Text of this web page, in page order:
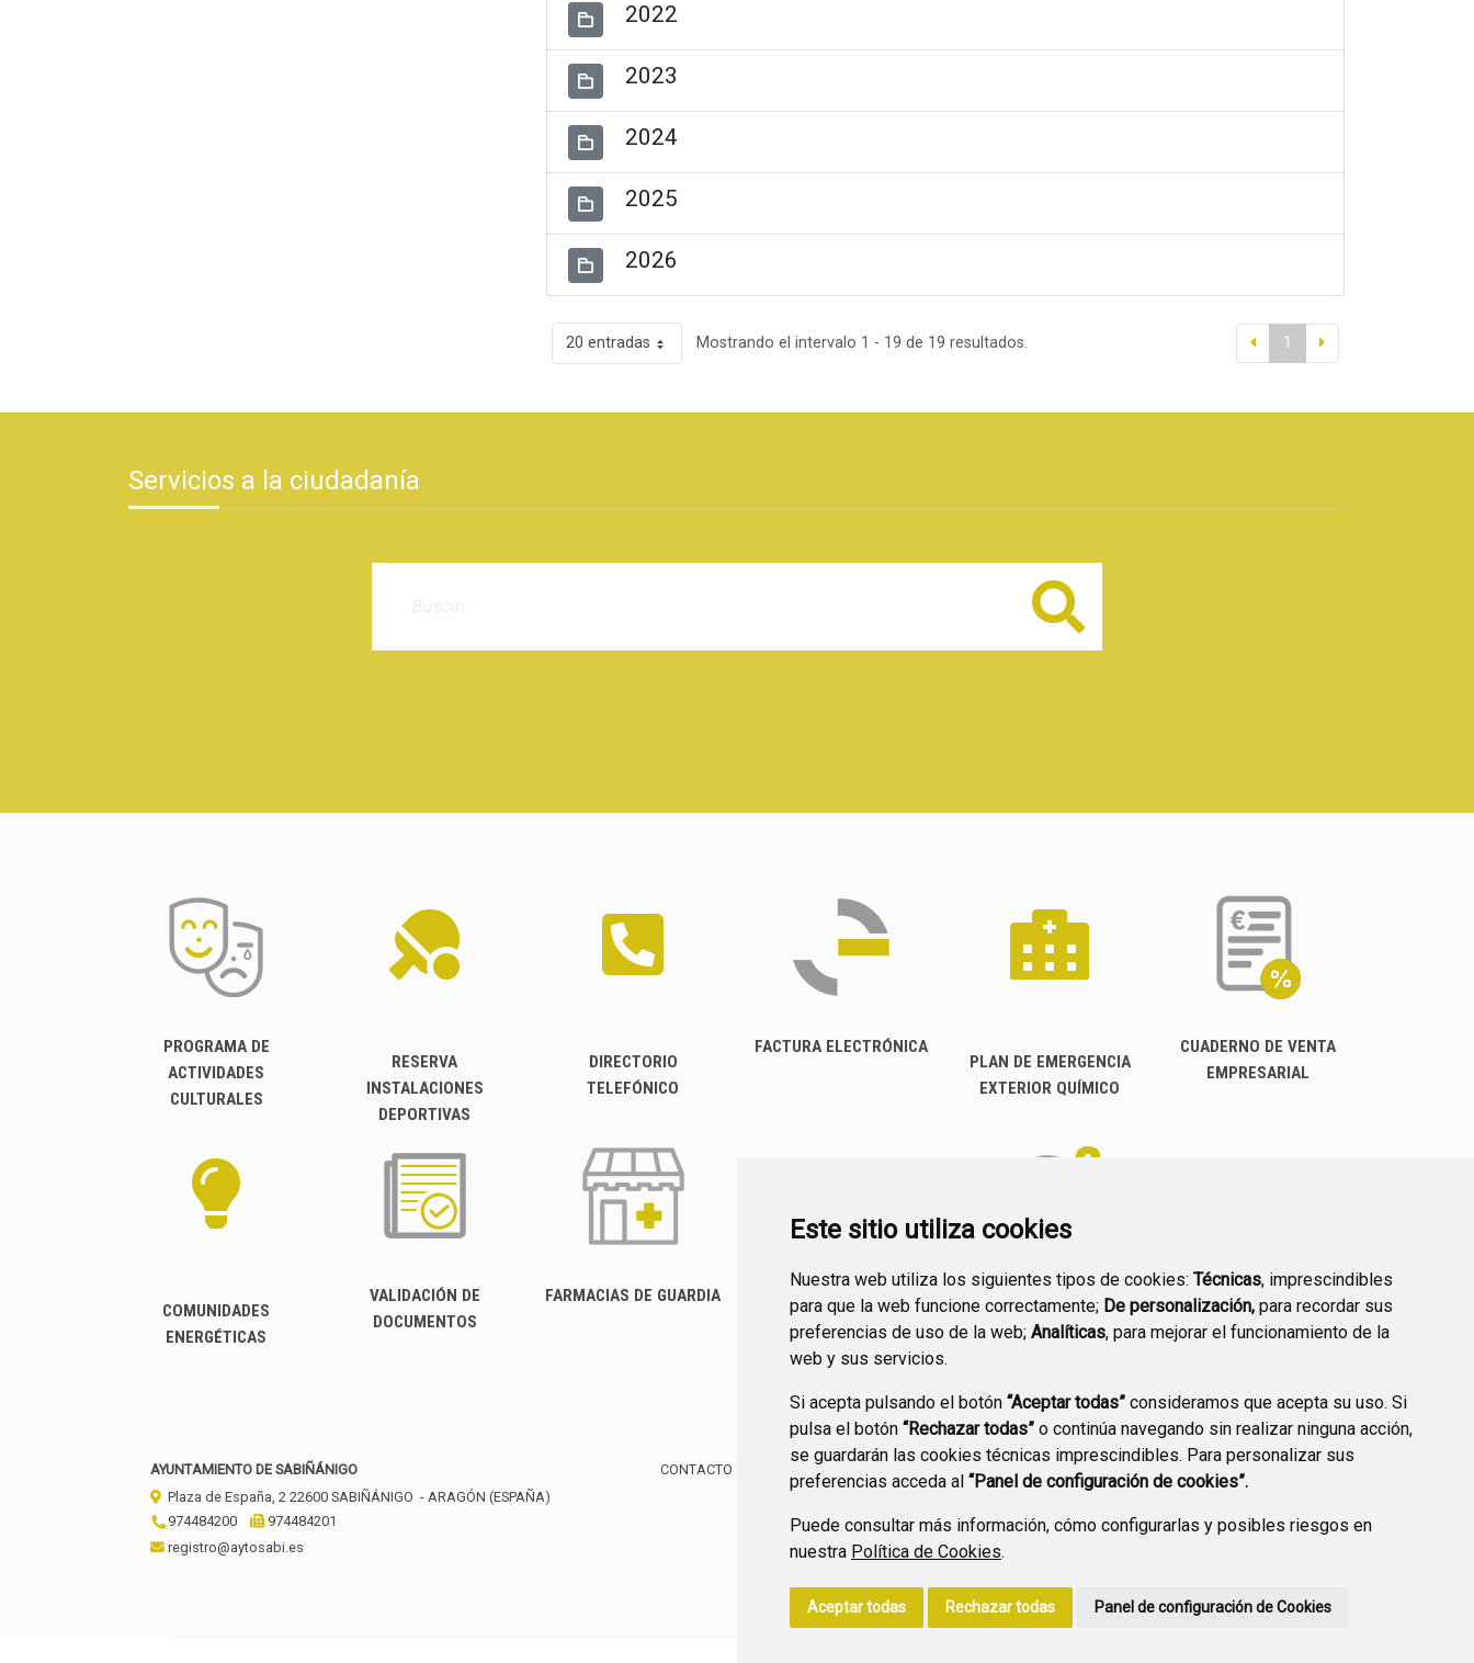
Este sitio utiliza cookies
Nuestra web utiliza los siguientes tipos de cookies: Técnicas, imprescindibles
para que la web funcione correctamente; De personalización, para recordar sus
preferencias de uso de la web; Analíticas, para mejorar el funcionamiento de la
web y sus servicios.
Si acepta pulsando el botón “Aceptar todas” consideramos que acepta su uso. Si
pulsa el botón “Rechazar todas” o continúa navegando sin realizar ninguna acción,
se guardarán las cookies técnicas imprescindibles. Para personalizar sus
preferencias acceda al “Panel de configuración de cookies”.
Puede consultar más información, cómo configurarlas y posibles riesgos en
nuestra Política de Cookies.
Aceptar todas Rechazar todas Panel de configuración de Cookies
2022
2023
2024
2025
2026
20 entradas Mostrando el intervalo 1 - 19 de 19 resultados. 1
Servicios a la ciudadanía
Buscar
PROGRAMA DE
ACTIVIDADES
CULTURALES
RESERVA
INSTALACIONES
DEPORTIVAS
DIRECTORIO
TELEFÓNICO
FACTURA ELECTRÓNICA
PLAN DE EMERGENCIA
EXTERIOR QUÍMICO
CUADERNO DE VENTA
EMPRESARIAL
COMUNIDADES
ENERGÉTICAS
VALIDACIÓN DE
DOCUMENTOS
FARMACIAS DE GUARDIA
CANAL YOUTUBE
PREGUNTAS
FRECUENTES
PLAN DE ACCIÓN LOCAL
2030
AYUNTAMIENTO DE SABIÑÁNIGO
Plaza de España, 2 22600 SABIÑÁNIGO - ARAGÓN (ESPAÑA)
974484200
974484201
registro@aytosabi.es
CONTACTO POLÍTICA DE PRIVACIDAD ACCESIBILIDAD POLÍTICA DE COOKIES